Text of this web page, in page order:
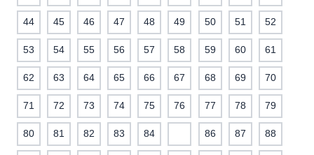
44 45 46 47 48 49 50 51 52
53 54 55 56 57 58 59 60 61
62 63 64 65 66 67 68 69 70
71 72 73 74 75 76 77 78 79
80 81 82 83 84 86 87 88